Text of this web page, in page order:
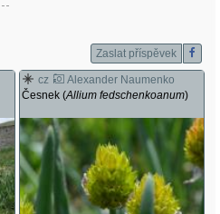
Zaslat příspěvek
cz
Alexander Naumenko
Česnek (Allium fedschenkoanum)